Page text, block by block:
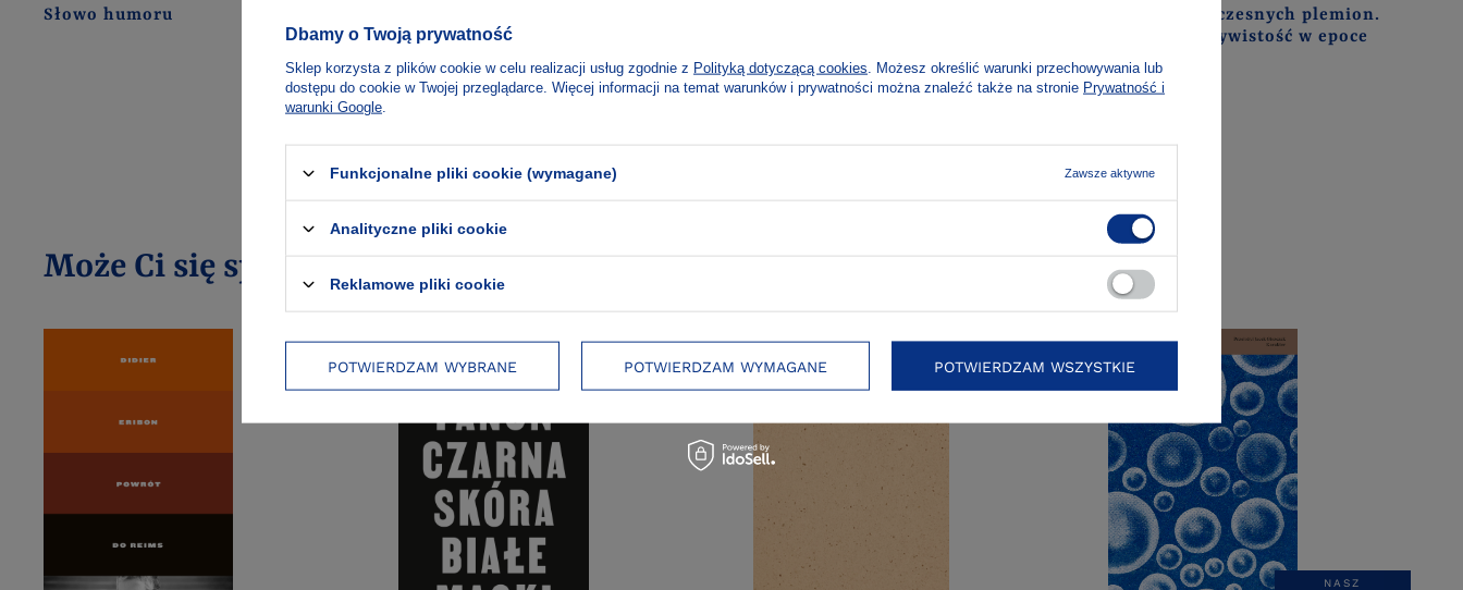
Słowo humoru
nie wychodząc z domu
Prezentownik: o rzeczach
Wojny nowoczesnych plemion.
Spór o rzeczywistość w epoce
populizmu
Może Ci się spodobać
NASZ
Dbamy o Twoją prywatność
Sklep korzysta z plików cookie w celu realizacji usług zgodnie z Polityką dotyczącą cookies . Możesz określić warunki przechowywania lub
dostępu do cookie w Twojej przeglądarce. Więcej informacji na temat warunków i prywatności można znaleźć także na stronie Prywatność i
warunki Google
Funkcjonalne pliki cookie (wymagane) Zawsze aktywne
Analityczne pliki cookie
Reklamowe pliki cookie
POTWIERDZAM WYBRANE POTWIERDZAM WYMAGANE POTWIERDZAM WSZYSTKIE